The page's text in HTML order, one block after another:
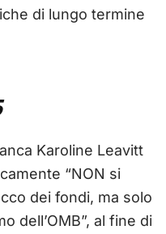
di lungo termine
Karoline Leavitt
“NON si
dei fondi, ma solo
dell’OMB”, al fine di